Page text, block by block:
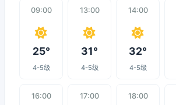
09:00
25°
4-5级
13:00
31°
4-5级
14:00
32°
4-5级
16:00 17:00 18:00